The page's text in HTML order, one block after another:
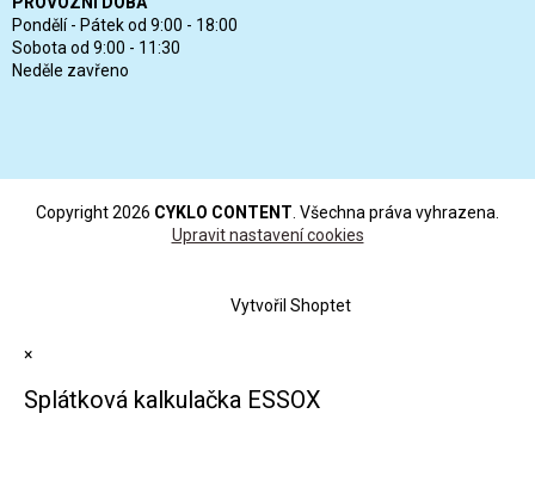
Pondělí - Pátek od 9:00 - 18:00
Sobota od 9:00 - 11:30
Neděle zavřeno
Vytvořil Shoptet
Copyright 2026 CYKLO CONTENT. Všechna práva vyhrazena.
Upravit nastavení cookies
×
Splátková kalkulačka ESSOX